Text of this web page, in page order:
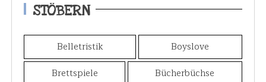
STÖBERN
Belletristik
Boyslove
Brettspiele
Bücherbüchse